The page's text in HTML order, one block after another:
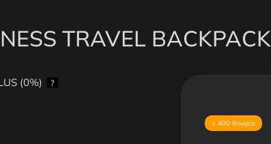
TRAVEL BACKPACK
(0%) ?
+ 400 бонуса